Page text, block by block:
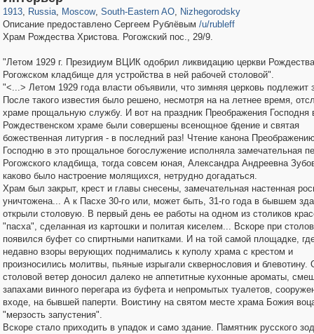
1913, Russia, Moscow, South-Eastern AO, Nizhegorodsky
Описание предоставлено Сергеем Рублёвым /u/rubleff
Храм Рождества Христова. Рогожский пос., 29/9.
"Летом 1929 г. Президиум ВЦИК одобрил ликвидацию церкви
Рогожском кладбище для устройства в ней рабочей столовой".
"<...> Летом 1929 года власти объявили, что зимняя церковь подлежит
После такого известия было решено, несмотря на на летнее время,
храме прощальную службу. И вот на праздник Преображения Господня
Рождественском храме были совершены всенощное бдение и святая
божественная литургия - в последний раз! Чтение канона
Господню в это прощальное богослужение исполняла замечательная
Рогожского кладбища, тогда совсем юная, Александра Андреевна
каково было настроение молящихся, нетрудно догадаться.
Храм был закрыт, крест и главы снесены, замечательная настенная
уничтожена... А к Пасхе 30-го или, может быть, 31-го года в бывшем
открыли столовую. В первый день ее работы на одном из столиков
"пасха", сделанная из картошки и политая киселем... Вскоре при
появился буфет со спиртными напитками. И на той самой площадке,
недавно взоры верующих поднимались к куполу храма с крестом и
произносились молитвы, пьяные изрыгали сквернословия и блевотину.
столовой ветер доносил далеко не аппетитные кухонные ароматы,
запахами винного перегара из буфета и непромытых туалетов,
входе, на бывшей паперти. Воистину на святом месте храма Божия
"мерзость запустения".
Вскоре стало приходить в упадок и само здание. Памятник русского